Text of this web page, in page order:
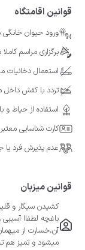
قوانین اقامتگاه
ورود حیوان
برگزاری مراسم
استعمال دخانیات
تردد با کفش
استفاده از حیاط و
کارت شناسایی
عدم پذیرش فرد یا
قوانین میزبان
کشیدن سیگار و
باغچه لطفاا
آن،خسارت از
میشود و تمیز هم